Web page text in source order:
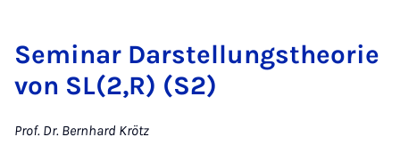
Seminar Darstellungstheorie
von SL(2,R) (S2)
Prof. Dr. Bernhard Krötz